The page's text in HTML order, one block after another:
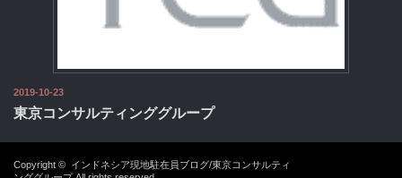
2019-10-23
東京コンサルティンググループ
Copyright © インドネシア現地駐在員ブログ/東京コンサルティ